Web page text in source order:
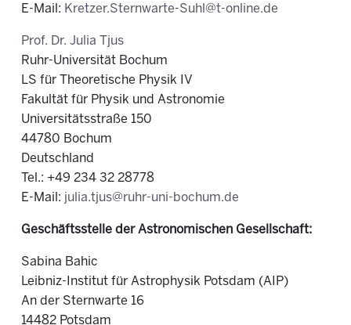
E-Mail: Kretzer.Sternwarte-Suhl@t-online.de
Prof. Dr. Julia Tjus
Ruhr-Universität Bochum
LS für Theoretische Physik IV
Fakultät für Physik und Astronomie
Universitätsstraße 150
44780 Bochum
Deutschland
Tel.: +49 234 32 28778
E-Mail: julia.tjus@ruhr-uni-bochum.de
Geschäftsstelle der Astronomischen Gesellschaft:
Sabina Bahic
Leibniz-Institut für Astrophysik Potsdam (AIP)
An der Sternwarte 16
14482 Potsdam